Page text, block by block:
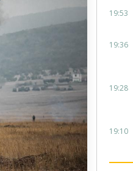
19:53
19:36
19:28
19:10